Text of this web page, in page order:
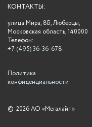
КОНТАКТЫ:
улица Мира, 8Б, Люберцы,
Московская область, 140000
Телефон:
+7 (495) 36-36-678
Политика
конфиденциальности
© 2026 АО «Мегалайт»